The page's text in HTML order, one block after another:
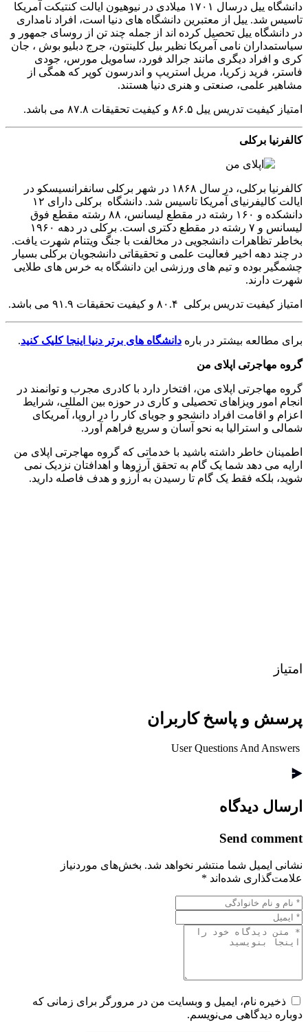
دانشگاه ییل درسال ۱۷۰۱ میلادی در نیوهیون ایالت کنتیکت آمریکا
تاسیس شد. ییل از معتبرین دانشگاه های دنیا است، افراد نامداری
در دانشگاه ییل تحصیل کرده اند از جمله چند تن از روسای جمهور و
سیاستمداران نامی آمریکا نظیر بیل کلینتون، جرج دبلیو بوش ، جان
کری و افراد دیگری مانند جرالد فورد، سامویل مورس، جودی
فاستر، فرید زکریا، مریل استریپ و اندرسون کوپر که همگی از
مشاهیر علمی، صنعتی و هنری دنیا هستند.
امتیاز کیفیت تدریس ییل ۸۶.۵ و کیفیت تحقیقات ۸۷.۸ می باشد.
کالفرنیا برکلی
کالفرنیا برکلی، در سال ۱۸۶۸ در شهر برکلی سانفرانسیسکو در
ایالت کالیفرنیای آمریکا تاسیس شد. دانشگاه برکلی دارای ۱۲
دانشکده و ۱۶۰ رشته در مقطع لیسانس، ۸۸ رشته مقطع فوق
لیسانس و ۷ رشته در مقطع دکتری است. برکلی در دهه ۱۹۶۰
بخاطر تظاهرات دانشجویی در مخالفت با جنگ ویتنام شهرت یافت.
در چند دهه اخیر فعالیت علمی و تحقیقاتی دانشجویان برکلی بسیار
چشمگیر بوده و تیم های ورزشی این دانشگاه به خرس های طلایی
شهرت دارند.
امتیاز کیفیت تدریس برکلی ۸۰.۴ و کیفیت تحقیقات ۹۱.۹ می باشد.
برای مطالعه بیشتر در باره دانشگاه های برتر دنیا اینجا کلیک کنید.
گروه مهاجرتی اپلای من
گروه مهاجرتی اپلای من، افتخار دارد با کادری مجرب و توانمند در
انجام امور ویزاهای تحصیلی و کاری در حوزه بین المللی، شرایط
اعزام و اقامت افراد دانشجو و جویای کار را در اروپا، آمریکای
شمالی و استرالیا به نحو آسان و سریع فراهم آورد.
اطمینان خاطر داشته باشید با خدماتی که گروه مهاجرتی اپلای من
ارایه می دهد شما یک گام به تحقق آرزوها و اهدافتان نزدیک نمی
شوید، بلکه فقط یک گام تا رسیدن به آرزو و هدف فاصله دارید.
امتیاز
پرسش و پاسخ کاربران
ارسال دیدگاه
Send comment
نشانی ایمیل شما منتشر نخواهد شد. بخش‌های موردنیاز
علامت‌گذاری شده‌اند *
ذخیره نام، ایمیل و وبسایت من در مرورگر برای زمانی که
دوباره دیدگاهی می‌نویسم.